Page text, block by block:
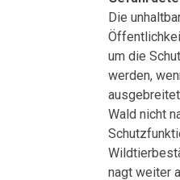
Die
um die
werden,
Wald nicht
nagt weiter